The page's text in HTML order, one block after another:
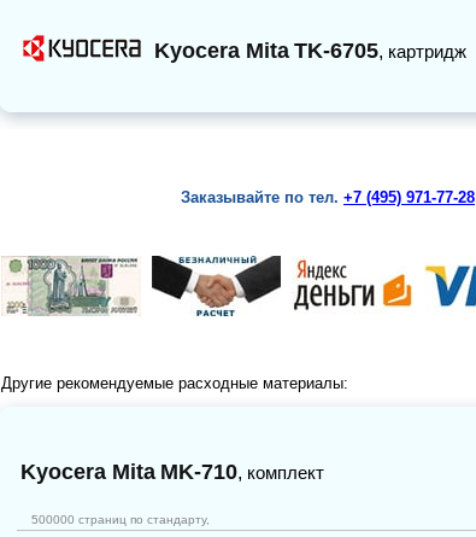
Kyocera Mita TK-6705, картридж
Заказывайте по тел. +7 (495) 971-77-28
Другие рекомендуемые расходные материалы:
Kyocera Mita MK-710, комплект
500000 страниц по стандарту,